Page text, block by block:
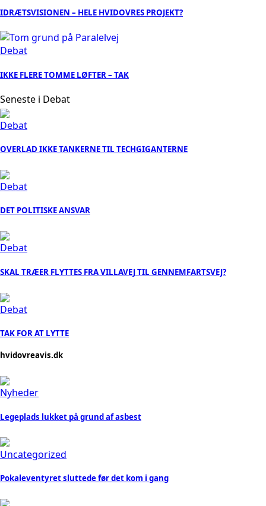
IDRÆTSVISIONEN – HELE HVIDOVRES PROJEKT?
Debat
IKKE FLERE TOMME LØFTER – TAK
Seneste i Debat
Debat
OVERLAD IKKE TANKERNE TIL TECHGIGANTERNE
Debat
DET POLITISKE ANSVAR
Debat
SKAL TRÆER FLYTTES FRA VILLAVEJ TIL GENNEMFARTSVEJ?
Debat
TAK FOR AT LYTTE
hvidovreavis.dk
Nyheder
Legeplads lukket på grund af asbest
Uncategorized
Pokaleventyret sluttede før det kom i gang